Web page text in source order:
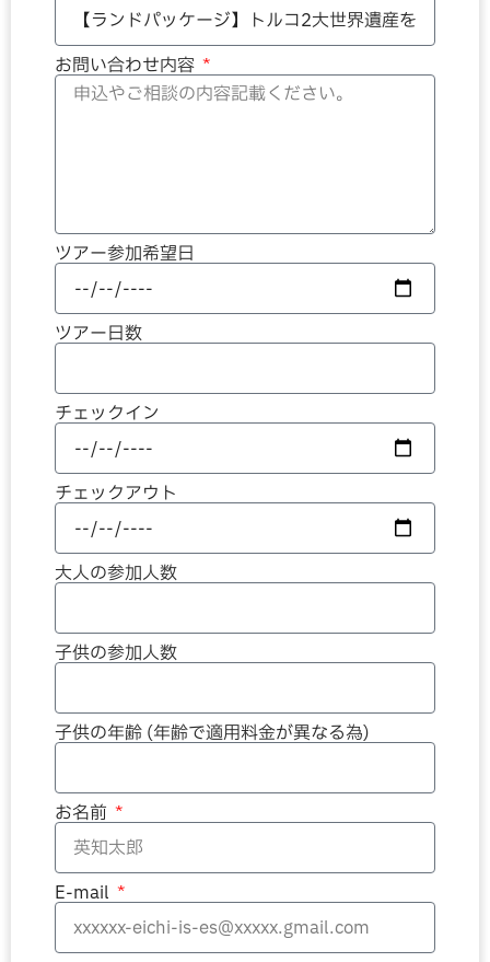
お問い合わせ内容
ツアー参加希望日
ツアー日数
チェックイン
チェックアウト
大人の参加人数
子供の参加人数
子供の年齢 (年齢で適用料金が異なる為)
お名前
E-mail